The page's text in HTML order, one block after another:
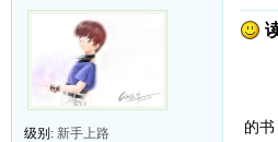
级别: 新手上路
的书